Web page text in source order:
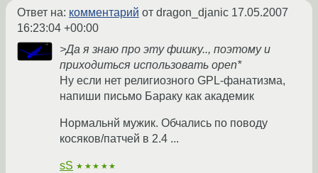
Ответ на: комментарий от dragon_djanic 17.05.2007
16:23:04 +00:00
>Да я знаю про эту фишку.., поэтому и
приходиться использовать open*
Ну если нет религиозного GPL-фанатизма,
напиши письмо Бараку как академик
Нормальнй мужик. Обчались по поводу
косяков/патчей в 2.4 ...
sS ★★★★★